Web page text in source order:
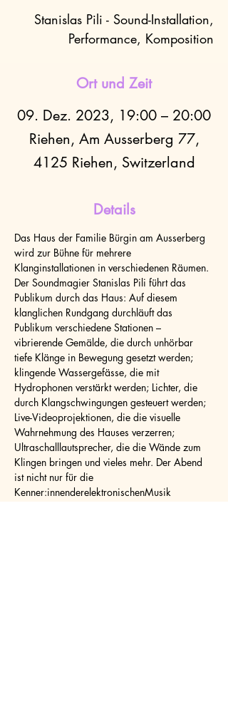
Stanislas Pili - Sound-Installation,
Performance, Komposition
Ort und Zeit
09. Dez. 2023, 19:00 – 20:00
Riehen, Am Ausserberg 77,
4125 Riehen, Switzerland
Details
Das Haus der Familie Bürgin am Ausserberg
wird zur Bühne für mehrere
Klanginstallationen in verschiedenen Räumen.
Der Soundmagier Stanislas Pili führt das
Publikum durch das Haus: Auf diesem
klanglichen Rundgang durchläuft das
Publikum verschiedene Stationen –
vibrierende Gemälde, die durch unhörbar
tiefe Klänge in Bewegung gesetzt werden;
klingende Wassergefässe, die mit
Hydrophonen verstärkt werden; Lichter, die
durch Klangschwingungen gesteuert werden;
Live-Videoprojektionen, die die visuelle
Wahrnehmung des Hauses verzerren;
Ultraschalllautsprecher, die die Wände zum
Klingen bringen und vieles mehr. Der Abend
ist nicht nur für die
Kenner:innenderelektronischenMusik